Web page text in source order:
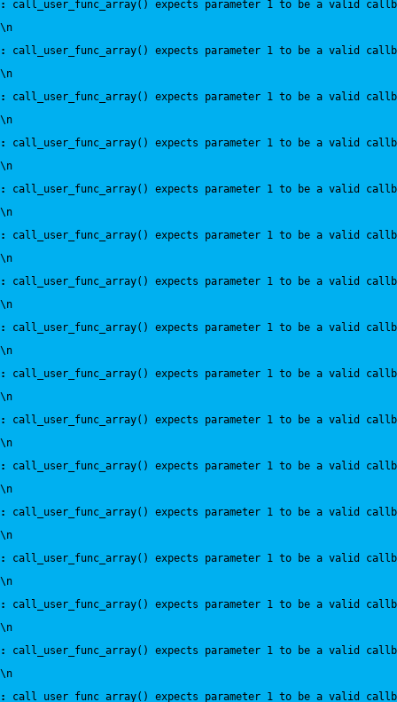
:
call_user_func_array() expects parameter 1 to be a valid
\n
:
call_user_func_array() expects parameter 1 to be a valid
\n
:
call_user_func_array() expects parameter 1 to be a valid
\n
:
call_user_func_array() expects parameter 1 to be a valid
\n
:
call_user_func_array() expects parameter 1 to be a valid
\n
:
call_user_func_array() expects parameter 1 to be a valid
\n
:
call_user_func_array() expects parameter 1 to be a valid
\n
:
call_user_func_array() expects parameter 1 to be a valid
\n
:
call_user_func_array() expects parameter 1 to be a valid
\n
:
call_user_func_array() expects parameter 1 to be a valid
\n
:
call_user_func_array() expects parameter 1 to be a valid
\n
:
call_user_func_array() expects parameter 1 to be a valid
\n
:
call_user_func_array() expects parameter 1 to be a valid
\n
:
call_user_func_array() expects parameter 1 to be a valid
\n
:
call_user_func_array() expects parameter 1 to be a valid
\n
:
call_user_func_array() expects parameter 1 to be a valid